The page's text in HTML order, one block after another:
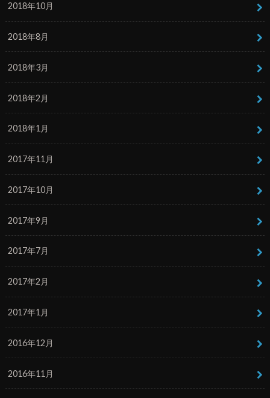
2018年10月
2018年8月
2018年3月
2018年2月
2018年1月
2017年11月
2017年10月
2017年9月
2017年7月
2017年2月
2017年1月
2016年12月
2016年11月